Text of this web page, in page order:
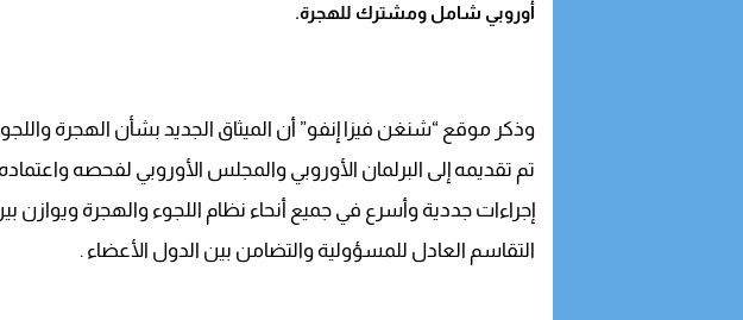
أوروبي شامل ومشترك للهجرة.
وذكر موقع “شنغن فيزا إنفو” أن الميثاق الجديد بشأن الهجرة
تم تقديمه إلى البرلمان الأوروبي والمجلس الأوروبي لفحصه
إجراءات جددية وأسرع في جميع أنحاء نظام اللجوء والهجرة ويوازن
التقاسم العادل للمسؤولية والتضامن بين الدول الأعضاء .